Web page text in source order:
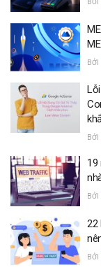
BỞI
BỞI
BỞI
19
BỞI
22
BỞI